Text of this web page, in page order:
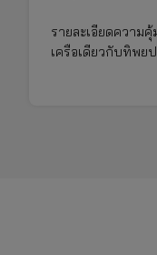
รายละเอียดความ
เครือเดียวกับทิพย